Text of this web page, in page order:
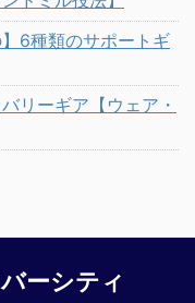
6種類のサポートギ
リーギア【ウェア・
ーシティ